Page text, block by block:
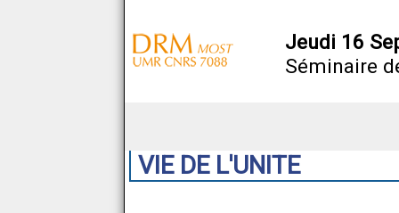
Jeudi 16
Séminaire
VIE DE L'UNITE